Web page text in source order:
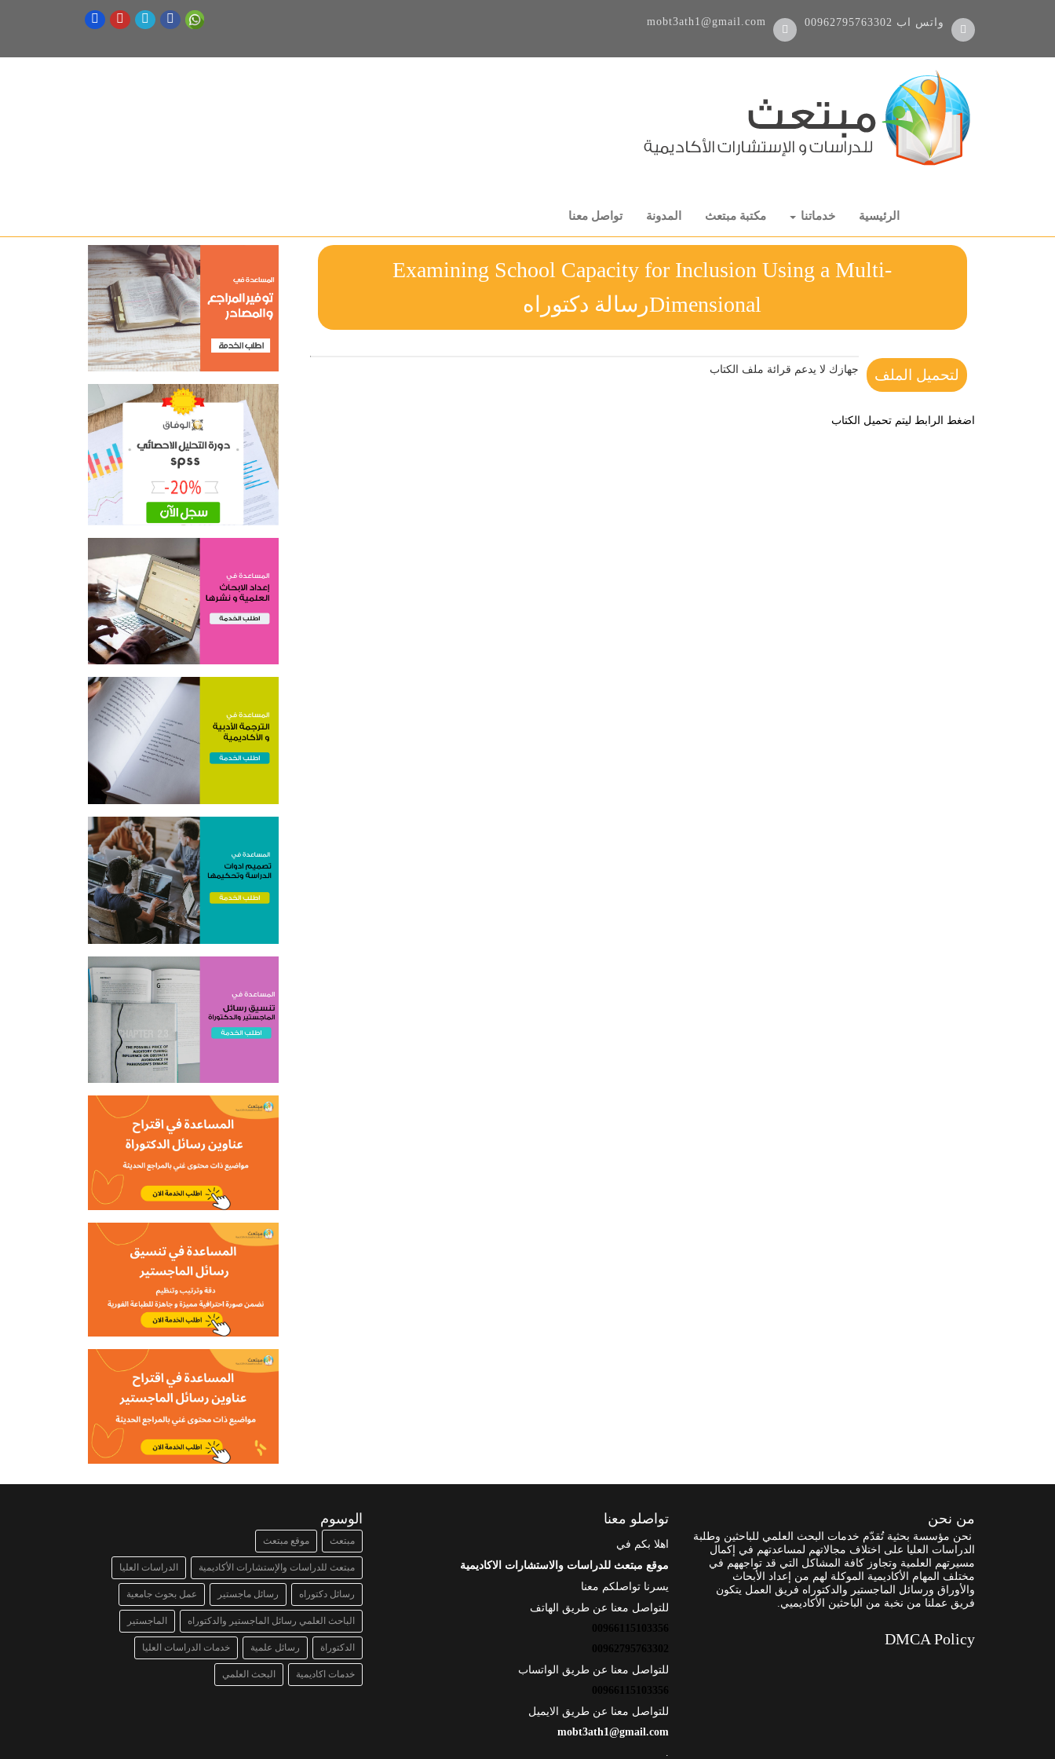
00962795763302 واتس اب mobt3ath1@gmail.com
الرئيسية خدماتنا مكتبة مبتعث المدونة تواصل معنا
Examining School Capacity for Inclusion Using a Multi-
Dimensionalرسالة دكتوراه
لتحميل الملف جهازك لا يدعم قرائة ملف الكتاب
اضغط الرابط ليتم تحميل الكتاب
من نحن
نحن مؤسسة بحثية تُقدّم خدمات البحث العلمي للباحثين وطلبة
الدراسات العليا على اختلاف مجالاتهم لمساعدتهم في إكمال
مسيرتهم العلمية وتجاوز كافة المشاكل التي قد تواجههم في
مختلف المهام الأكاديمية الموكلة لهم من إعداد الأبحاث
والأوراق ورسائل الماجستير والدكتوراه فريق العمل يتكون
فريق عملنا من نخبة من الباحثين الأكاديميي.
DMCA Policy
تواصلو معنا
اهلا بكم في
موقع مبتعث للدراسات والاستشارات الاكاديمية
يسرنا تواصلكم معنا
للتواصل معنا عن طريق الهاتف
00966115103356
00962795763302
للتواصل معنا عن طريق الواتساب
00966115103356
للتواصل معنا عن طريق الايميل
mobt3ath1@gmail.com
الوسوم
مبتعث موقع مبتعث
مبتعث للدراسات والإستشارات الأكاديمية الدراسات العليا
رسائل دكتوراه رسائل ماجستير عمل بحوث جامعية
الباحث العلمي رسائل الماجستير والدكتوراه الماجستير
الدكتوراة رسائل علمية خدمات الدراسات العليا
خدمات اكاديمية البحث العلمي